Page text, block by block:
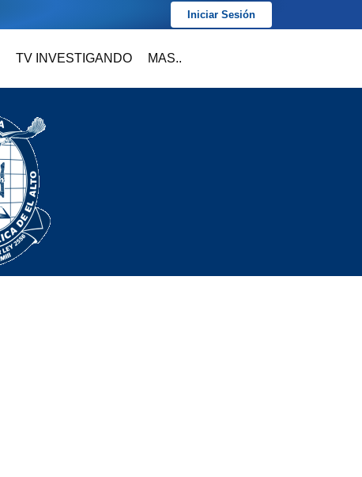
Iniciar Sesión
TV INVESTIGANDO MAS..